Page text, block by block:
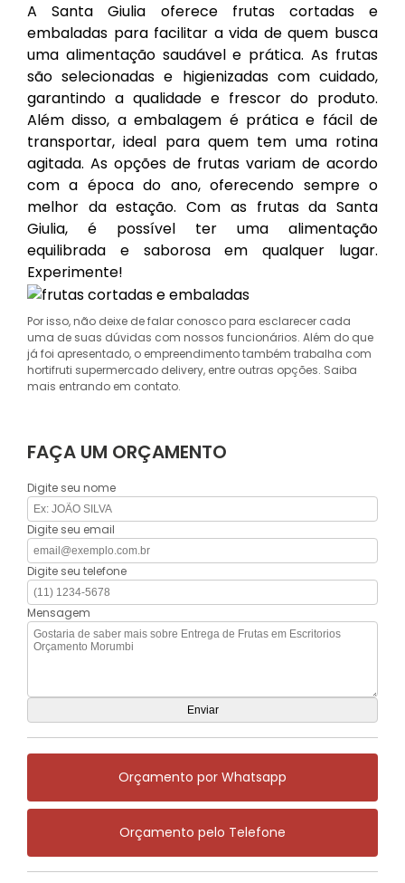
A Santa Giulia oferece frutas cortadas e
embaladas para facilitar a vida de quem busca
uma alimentação saudável e prática. As frutas
são selecionadas e higienizadas com cuidado,
garantindo a qualidade e frescor do produto.
Além disso, a embalagem é prática e fácil de
transportar, ideal para quem tem uma rotina
agitada. As opções de frutas variam de acordo
com a época do ano, oferecendo sempre o
melhor da estação. Com as frutas da Santa
Giulia, é possível ter uma alimentação
equilibrada e saborosa em qualquer lugar.
Experimente!
Por isso, não deixe de falar conosco para esclarecer cada
uma de suas dúvidas com nossos funcionários. Além do que
já foi apresentado, o empreendimento também trabalha com
hortifruti supermercado delivery, entre outras opções. Saiba
mais entrando em contato.
FAÇA UM ORÇAMENTO
Digite seu nome
Digite seu email
Digite seu telefone
Mensagem
Orçamento por Whatsapp
Orçamento pelo Telefone